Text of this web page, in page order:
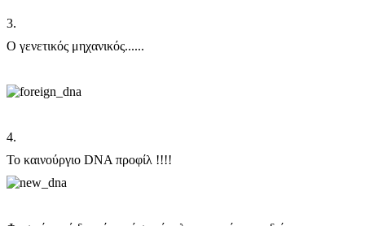
3.
Ο γενετικός μηχανικός......
4.
Το καινούργιο DNA προφίλ !!!!